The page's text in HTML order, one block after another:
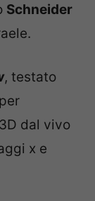
Schneider
, testato
dal vivo
x e